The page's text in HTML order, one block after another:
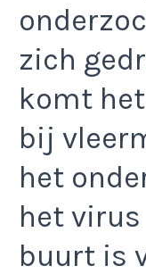
zich
komt
bij
het
het
buurt is